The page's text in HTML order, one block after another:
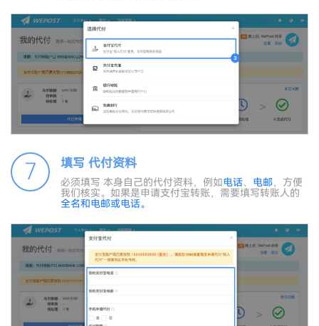
7 填写 代付资料
必须填写 本身自己的代付资料，例如电话、 电邮 ，方便
我们核实。如果是申请支付宝转账，需要填写转账人的
全名和电邮或电话。